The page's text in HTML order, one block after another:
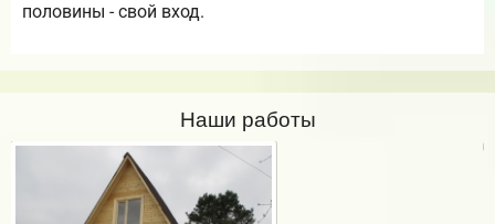
половины - свой вход.
Наши работы